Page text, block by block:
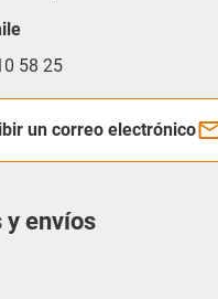
58 25
un correo electrónico
y envíos